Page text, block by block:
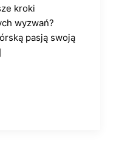
kroki
wyzwań?
pasją swoją